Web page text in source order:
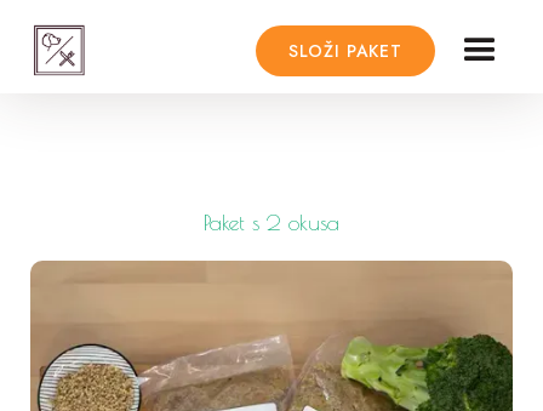
SLOŽI PAKET
Paket s 2 okusa